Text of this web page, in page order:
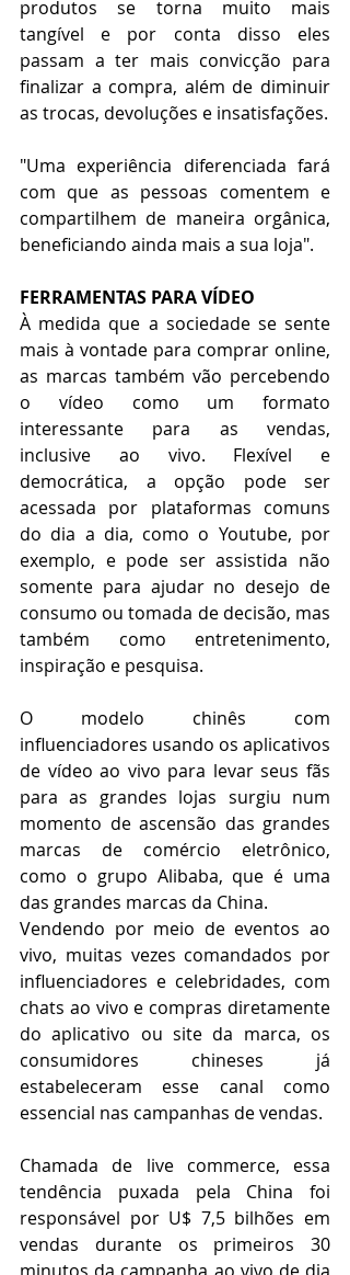
produtos se torna muito mais
tangível e por conta disso eles
passam a ter mais convicção para
finalizar a compra, além de diminuir
as trocas, devoluções e insatisfações.
"Uma experiência diferenciada fará
com que as pessoas comentem e
compartilhem de maneira orgânica,
beneficiando ainda mais a sua loja".
FERRAMENTAS PARA VÍDEO
À medida que a sociedade se sente
mais à vontade para comprar online,
as marcas também vão percebendo
o vídeo como um formato
interessante para as vendas,
inclusive ao vivo. Flexível e
democrática, a opção pode ser
acessada por plataformas comuns
do dia a dia, como o Youtube, por
exemplo, e pode ser assistida não
somente para ajudar no desejo de
consumo ou tomada de decisão, mas
também como entretenimento,
inspiração e pesquisa.
O modelo chinês com
influenciadores usando os aplicativos
de vídeo ao vivo para levar seus fãs
para as grandes lojas surgiu num
momento de ascensão das grandes
marcas de comércio eletrônico,
como o grupo Alibaba, que é uma
das grandes marcas da China.
Vendendo por meio de eventos ao
vivo, muitas vezes comandados por
influenciadores e celebridades, com
chats ao vivo e compras diretamente
do aplicativo ou site da marca, os
consumidores chineses já
estabeleceram esse canal como
essencial nas campanhas de vendas.
Chamada de live commerce, essa
tendência puxada pela China foi
responsável por U$ 7,5 bilhões em
vendas durante os primeiros 30